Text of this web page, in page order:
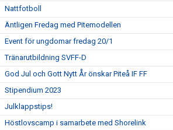
Nattfotboll
Äntligen Fredag med Pitemodellen
Event för ungdomar fredag 20/1
Tränarutbildning SVFF-D
God Jul och Gott Nytt År önskar Piteå IF FF
Stipendium 2023
Julklappstips!
Höstlovscamp i samarbete med Shorelink